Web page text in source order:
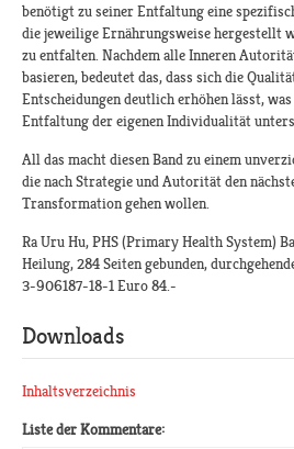
benötigt zu seiner Entfaltung eine
die jeweilige Ernährungsweise hergestellt
zu entfalten. Nachdem alle Inneren
basieren, bedeutet das, dass sich die
Entscheidungen deutlich erhöhen lässt,
Entfaltung der eigenen Individualität
All das macht diesen Band zu einem
die nach Strategie und Autorität den
Transformation gehen wollen.
Ra Uru Hu, PHS (Primary Health System)
Heilung, 284 Seiten gebunden,
3-906187-18-1 Euro 84.-
Downloads
Inhaltsverzeichnis
Liste der Kommentare: